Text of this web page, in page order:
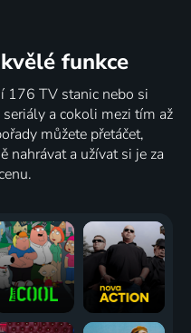
funkce
176 TV stanic nebo si
a cokoli mezi tím až
můžete přetáčet,
nahrávat a užívat si je za